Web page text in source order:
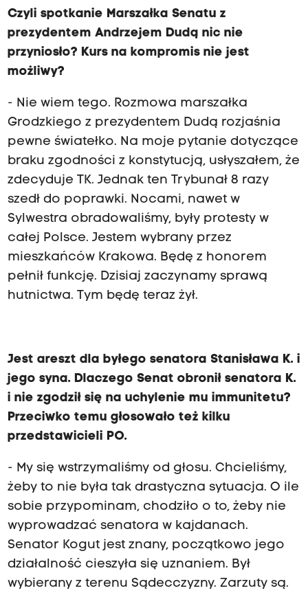
Czyli spotkanie Marszałka Senatu z
prezydentem Andrzejem Dudą nic nie
przyniosło? Kurs na kompromis nie jest
możliwy?
- Nie wiem tego. Rozmowa marszałka
Grodzkiego z prezydentem Dudą rozjaśnia
pewne światełko. Na moje pytanie dotyczące
braku zgodności z konstytucją, usłyszałem, że
zdecyduje TK. Jednak ten Trybunał 8 razy
szedł do poprawki. Nocami, nawet w
Sylwestra obradowaliśmy, były protesty w
całej Polsce. Jestem wybrany przez
mieszkańców Krakowa. Będę z honorem
pełnił funkcję. Dzisiaj zaczynamy sprawą
hutnictwa. Tym będę teraz żył.
Jest areszt dla byłego senatora Stanisława K. i
jego syna. Dlaczego Senat obronił senatora K.
i nie zgodził się na uchylenie mu immunitetu?
Przeciwko temu głosowało też kilku
przedstawicieli PO.
- My się wstrzymaliśmy od głosu. Chcieliśmy,
żeby to nie była tak drastyczna sytuacja. O ile
sobie przypominam, chodziło o to, żeby nie
wyprowadzać senatora w kajdanach.
Senator Kogut jest znany, początkowo jego
działalność cieszyła się uznaniem. Był
wybierany z terenu Sądecczyzny. Zarzuty są.